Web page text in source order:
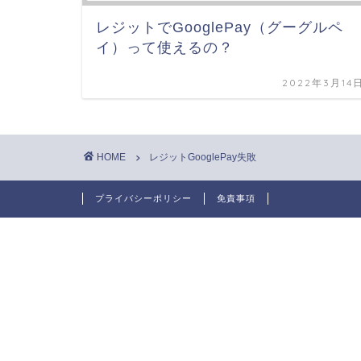
レジットでGooglePay（グーグルペ
イ）って使えるの？
2022年3月14
HOME レジットGooglePay失敗
プライバシーポリシー 免責事項